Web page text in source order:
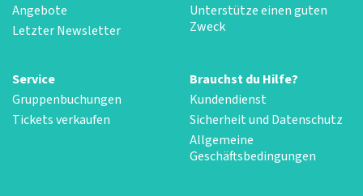
Angebote
Letzter Newsletter
Unterstütze einen guten
Zweck
Service
Gruppenbuchungen
Tickets verkaufen
Brauchst du Hilfe?
Kundendienst
Sicherheit und Datenschutz
Allgemeine
Geschäftsbedingungen